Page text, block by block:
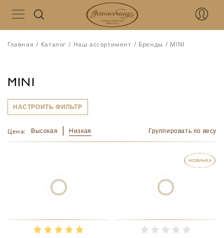
Главная / Каталог / Наш ассортимент / Бренды / MINI
MINI
НАСТРОИТЬ ФИЛЬТР
Цена: Высокая Низкая Группировать по весу
НОВИНКА